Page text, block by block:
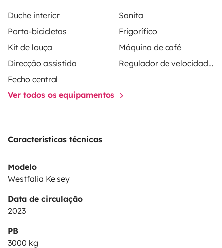
Duche interior
Sanita
Porta-bicicletas
Frigorífico
Kit de louça
Máquina de café
Direcção assistida
Regulador de velocidade / Cruise Control
Fecho central
Ver todos os equipamentos
Características técnicas
Modelo
Westfalia Kelsey
Data de circulação
2023
PB
3000 kg